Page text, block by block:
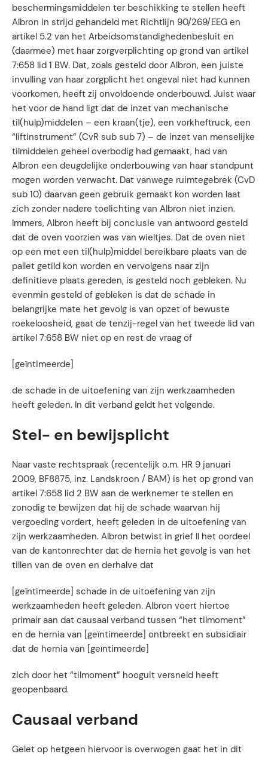
beschermingsmiddelen ter beschikking te stellen heeft
Albron in strijd gehandeld met Richtlijn 90/269/EEG en
artikel 5.2 van het Arbeidsomstandighedenbesluit en
(daarmee) met haar zorgverplichting op grond van artikel
7:658 lid 1 BW. Dat, zoals gesteld door Albron, een juiste
invulling van haar zorgplicht het ongeval niet had kunnen
voorkomen, heeft zij onvoldoende onderbouwd. Juist waar
het voor de hand ligt dat de inzet van mechanische
til(hulp)middelen – een kraan(tje), een vorkheftruck, een
“liftinstrument” (CvR sub sub 7) – de inzet van menselijke
tilmiddelen geheel overbodig had gemaakt, had van
Albron een deugdelijke onderbouwing van haar standpunt
mogen worden verwacht. Dat vanwege ruimtegebrek (CvD
sub 10) daarvan geen gebruik gemaakt kon worden laat
zich zonder nadere toelichting van Albron niet inzien.
Immers, Albron heeft bij conclusie van antwoord gesteld
dat de oven voorzien was van wieltjes. Dat de oven niet
op een met een til(hulp)middel bereikbare plaats van de
pallet getild kon worden en vervolgens naar zijn
definitieve plaats gereden, is gesteld noch gebleken. Nu
evenmin gesteld of gebleken is dat de schade in
belangrijke mate het gevolg is van opzet of bewuste
roekeloosheid, gaat de tenzij-regel van het tweede lid van
artikel 7:658 BW niet op en rest de vraag of
[geïntimeerde]
de schade in de uitoefening van zijn werkzaamheden
heeft geleden. In dit verband geldt het volgende.
Stel- en bewijsplicht
Naar vaste rechtspraak (recentelijk o.m. HR 9 januari
2009, BF8875, inz. Landskroon / BAM) is het op grond van
artikel 7:658 lid 2 BW aan de werknemer te stellen en
zonodig te bewijzen dat hij de schade waarvan hij
vergoeding vordert, heeft geleden in de uitoefening van
zijn werkzaamheden. Albron betwist in grief II het oordeel
van de kantonrechter dat de hernia het gevolg is van het
tillen van de oven en derhalve dat
[geïntimeerde] schade in de uitoefening van zijn
werkzaamheden heeft geleden. Albron voert hiertoe
primair aan dat causaal verband tussen “het tilmoment”
en de hernia van [geïntimeerde] ontbreekt en subsidiair
dat de hernia van [geïntimeerde]
zich door het “tilmoment” hooguit versneld heeft
geopenbaard.
Causaal verband
Gelet op hetgeen hiervoor is overwogen gaat het in dit